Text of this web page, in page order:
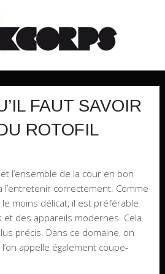
FAUT SAVOIR
ROTOFIL
l’ensemble de la cour en bon
correctement. Comme
le moins délicat, il est préférable
et des appareils modernes. Cela
précis. Dans ce domaine, on
appelle également coupe-